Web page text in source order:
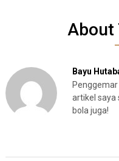
About
Bayu
artikel saya
bola juga!